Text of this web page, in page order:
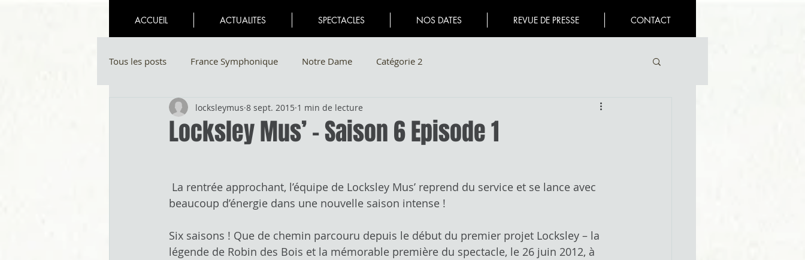
ACCUEIL ACTUALITES SPECTACLES NOS DATES REVUE DE PRESSE CONTACT
Tous les posts France Symphonique Notre Dame Catégorie 2
Locksley Mus’ – Saison 6 Episode 1
locksleymus 8 sept. 2015 1 min de lecture
beaucoup d’énergie dans une nouvelle saison intense !
Six saisons ! Que de chemin parcouru depuis le début du premier projet Locksley – la
légende de Robin des Bois et la mémorable première du spectacle, le 26 juin 2012, à